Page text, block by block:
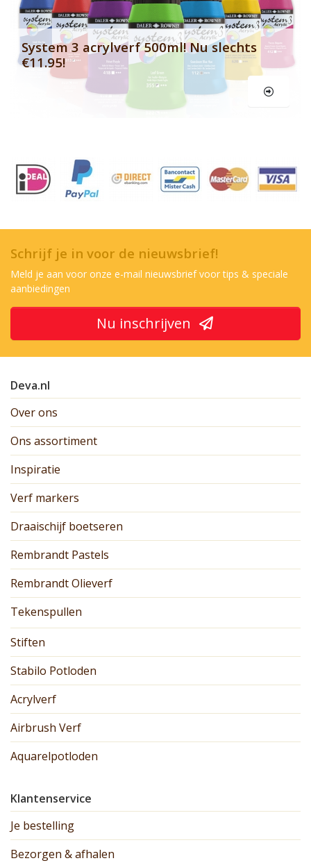
System 3 acrylverf 500ml! Nu slechts
€11.95!
Schrijf je in voor de nieuwsbrief!
Meld je aan voor onze e-mail nieuwsbrief voor tips & speciale
aanbiedingen
Nu inschrijven
Deva.nl
Over ons
Ons assortiment
Inspiratie
Verf markers
Draaischijf boetseren
Rembrandt Pastels
Rembrandt Olieverf
Tekenspullen
Stiften
Stabilo Potloden
Acrylverf
Airbrush Verf
Aquarelpotloden
Klantenservice
Je bestelling
Bezorgen & afhalen